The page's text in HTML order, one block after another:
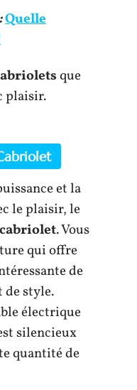
Quelle
que
plaisir.
et la
le plaisir, le
cabriolet. Vous
qui offre
de
de style.
électrique
silencieux
quantité de